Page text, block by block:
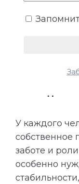
У каждого
собственное
заботе и
особенно